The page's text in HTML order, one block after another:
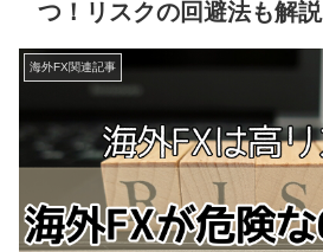
つ！リスクの回避法も解説
海外FX関連記事